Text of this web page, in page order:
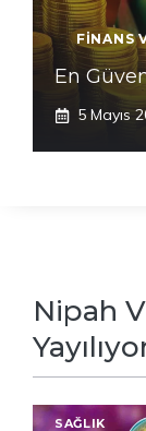
FINANS
En
5 Mayıs
Nipah
SAĞLIK